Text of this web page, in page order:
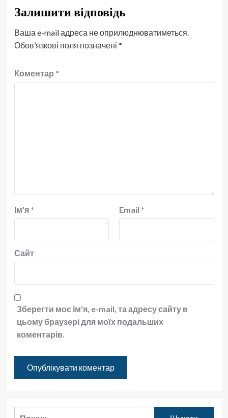
Залишити відповідь
Ваша e-mail адреса не оприлюднюватиметься.
Обов’язкові поля позначені *
Коментар *
Ім'я * Email *
Сайт
Зберегти моє ім'я, e-mail, та адресу сайту в
цьому браузері для моїх подальших
коментарів.